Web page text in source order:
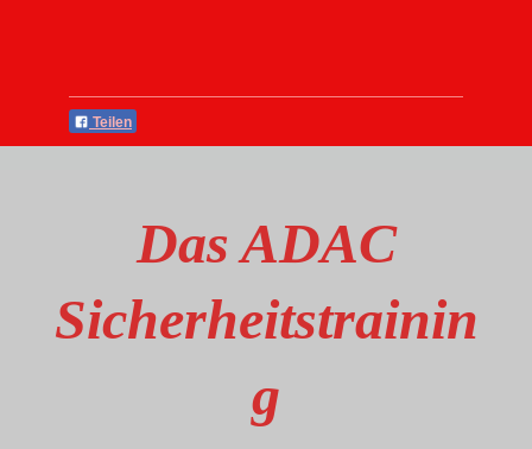
Teilen
Das ADAC
Sicherheitstrainin
g